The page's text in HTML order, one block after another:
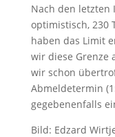
Nach den letzten
optimistisch, 230
haben das Limit
wir diese Grenze
wir schon
Abmeldetermin
gegebenenfalls
Bild: Edzard